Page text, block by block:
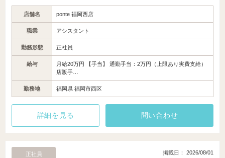
店舗名 ponte 福岡西店
職業 アシスタント
勤務形態 正社員
給与
月給20万円 【手当】 通勤手当：2万円（上限あり実費支給）
店販手…
勤務地 福岡県 福岡市西区
詳細を見る 問い合わせ
正社員 掲載日： 2026/08/01